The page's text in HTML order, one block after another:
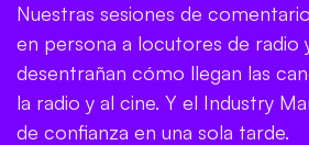
Nuestras sesiones de
en persona a locutores de radio
desentrañan cómo llegan las
la radio y al cine. Y el Industry
de confianza en una sola tarde.